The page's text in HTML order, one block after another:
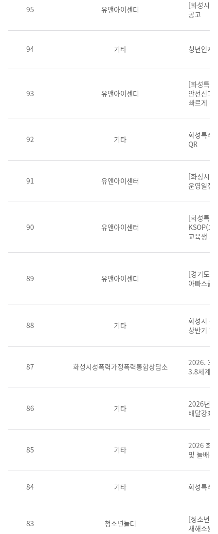
95 유앤아이센터
[화성시
공고
94 기타 청년인재
93 유앤아이센터
[화성특례
안전신고
빠르게
92 기타
화성특례
QR
91 유앤아이센터
[화성시
운영일정
90 유앤아이센터
[화성특
KSOP(교
교육생 모
89 유앤아이센터
[경기도
아빠스쿨'
88 기타
화성시
상반기
87 화성시성폭력가정폭력통합상담소
2026. 3.
3.8세계
86 기타
2026년
배달강좌
85 기타
2026 화
및 늘배
84 기타 화성특례
83 청소년놀터
[청소년
새해소원